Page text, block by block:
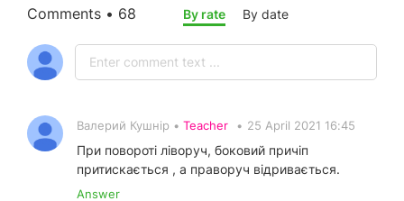
Comments • 68 By rate By date
Валерий Кушнір • Teacher • 25 April 2021 16:45
При повороті ліворуч, боковий причіп
притискається , а праворуч відривається.
Answer